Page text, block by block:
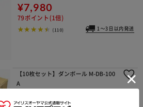
¥7,980
79ポイント(1倍)
(110) 1～3日以内発送
【10枚セット】ダンボール M-DB-100
A